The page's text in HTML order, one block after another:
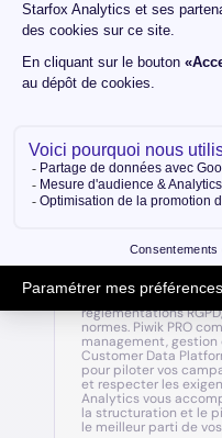
Piwik
Piwik PRO est une
respectueuse de la
spécialistes
complète de
données, tout en
réglementations
normes. Piwik PRO
management,
Customer Data
pour piloter vos
et respecter les
Analytics vous
la structuration et le
le meilleur parti de